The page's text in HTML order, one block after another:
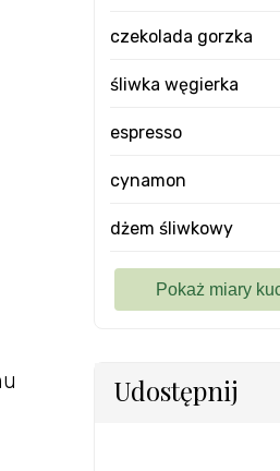
czekolada gorzka
śliwka węgierka
espresso
cynamon
dżem śliwkowy
Udostępnij